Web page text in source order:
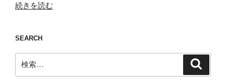
“プ
は
そ
ん
な
続きを読む
SEARCH
索: